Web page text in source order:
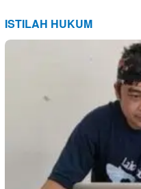
ISTILAH HUKUM